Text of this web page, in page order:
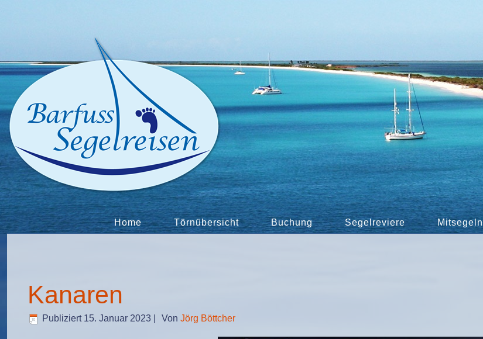
Home Törnübersicht Buchung Segelreviere Mitsegeln
Kanaren
Publiziert 15. Januar 2023 Von Jörg Böttcher